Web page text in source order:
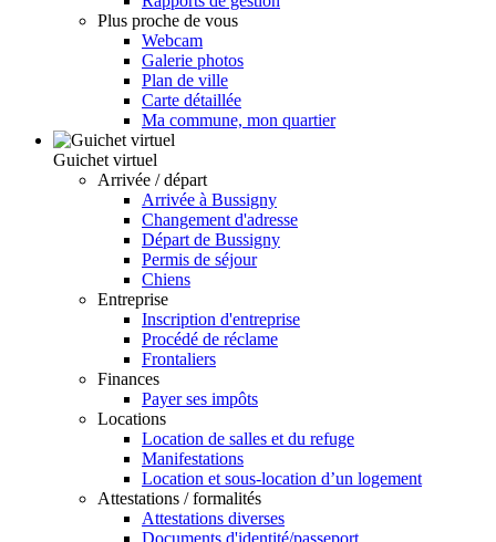
Plus proche de vous
Webcam
Galerie photos
Plan de ville
Carte détaillée
Ma commune, mon quartier
Guichet virtuel
Arrivée / départ
Arrivée à Bussigny
Changement d'adresse
Départ de Bussigny
Permis de séjour
Chiens
Entreprise
Inscription d'entreprise
Procédé de réclame
Frontaliers
Finances
Payer ses impôts
Locations
Location de salles et du refuge
Manifestations
Location et sous-location d’un logement
Attestations / formalités
Attestations diverses
Documents d'identité/passeport